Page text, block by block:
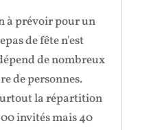
à prévoir pour un
de fête n'est
de nombreux
de personnes.
la répartition
invités mais 40